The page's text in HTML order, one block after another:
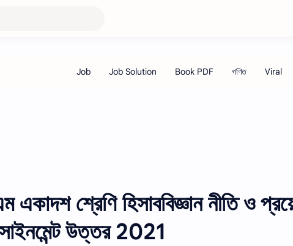
শ্রেণি হিসাববিজ্ঞান নীতি ও
উত্তর 2021